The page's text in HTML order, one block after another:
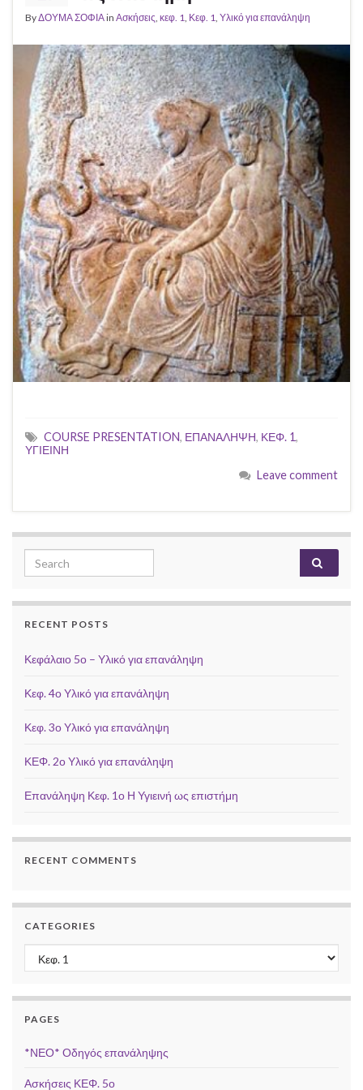
ByΔΟΥΜΑ ΣΟΦΙΑin Ασκήσεις κεφ. 1 Κεφ. 1 Υλικό για επανάληψη
COURSE PRESENTATION, ΕΠΑΝΑΛΗΨΗ, ΚΕΦ. 1,
ΥΓΙΕΙΝΗ
Leave comment
Search for:
RECENT POSTS
Κεφάλαιο 5ο – Υλικό για επανάληψη
Κεφ. 4ο Υλικό για επανάληψη
Κεφ. 3ο Υλικό για επανάληψη
ΚΕΦ. 2ο Υλικό για επανάληψη
Επανάληψη Κεφ. 1ο Η Υγιεινή ως επιστήμη
RECENT COMMENTS
CATEGORIES
Categories
PAGES
*ΝΕΟ* Οδηγός επανάληψης
Ασκήσεις ΚΕΦ. 5ο